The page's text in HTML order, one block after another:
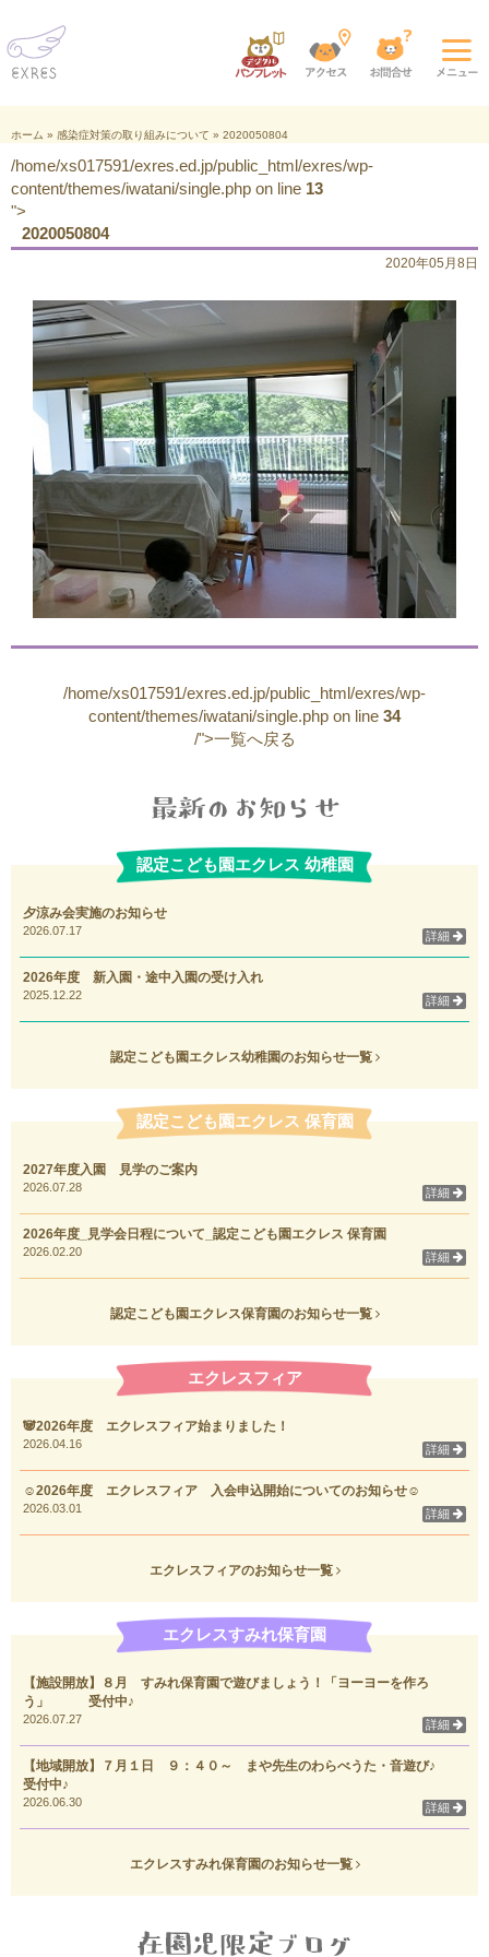
ホーム » 感染症対策の取り組みについて » 2020050804
/home/xs017591/exres.ed.jp/public_html/exres/wp-
content/themes/iwatani/single.php on line 13
">
2020050804
2020年05月8日
/home/xs017591/exres.ed.jp/public_html/exres/wp-
content/themes/iwatani/single.php on line 34
/">一覧へ戻る
認定こども園エクレス 幼稚園
夕涼み会実施のお知らせ
2026.07.17 詳細
2026年度 新入園・途中入園の受け入れ
2025.12.22 詳細
認定こども園エクレス幼稚園のお知らせ一覧
認定こども園エクレス 保育園
2027年度入園 見学のご案内
2026.07.28 詳細
2026年度_見学会日程について_認定こども園エクレス 保育園
2026.02.20 詳細
認定こども園エクレス保育園のお知らせ一覧
エクレスフィア
🐼2026年度 エクレスフィア始まりました！
2026.04.16 詳細
☺2026年度 エクレスフィア 入会申込開始についてのお知らせ☺
2026.03.01 詳細
エクレスフィアのお知らせ一覧
エクレスすみれ保育園
【施設開放】８月 すみれ保育園で遊びましょう！「ヨーヨーを作ろ
う」 受付中♪
2026.07.27 詳細
【地域開放】７月１日 ９：４０～ まや先生のわらべうた・音遊び♪
受付中♪
2026.06.30 詳細
エクレスすみれ保育園のお知らせ一覧